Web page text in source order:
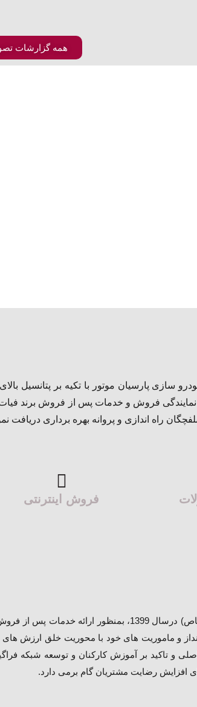
همه گزارشات
سازی پارسیان موتور با تکیه بر پتانسیل
فروش و خدمات پس از فروش برند
راه اندازی و پروانه بهره برداری دریافت
فروش اینترنتی
شرکت فروش و خدمات پس از فروش پارسیان موتور مانلی (سهامی
و ماموریت های خود با محوریت خلق ارزش های
تاکید بر آموزش کارکنان و توسعه شبکه
افزایش رضایت مشتریان گام برمی دارد.